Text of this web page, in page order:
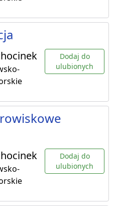
Dodaj do
ulubionych
Dodaj do
ulubionych